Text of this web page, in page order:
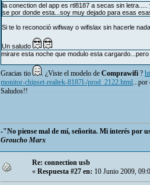
la conection del app es rtl8187 a secas sin
se por donde esta...soy muy dejado para esas
Si te lo reconoció wifiway o wifislax sin hacerle
Un saludo
mirare esta noche que modulo esta
Gracias tio . ¿Viste el modelo deComprawifi?
monitor-chipset-realtek-8187l-/prod_2122.html...por
Saludos!!
-"No piense mal de mí, señorita. Mi interés por
Groucho Marx
Re: connection usb
« Respuesta #27 en: 10 Junio 2009,